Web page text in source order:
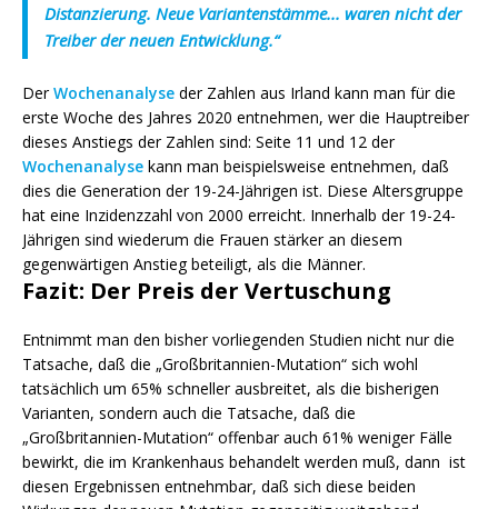
Distanzierung. Neue Variantenstämme... waren nicht der
Treiber der neuen Entwicklung.“
DerWochenanalyse der Zahlen aus Irland kann man für die
erste Woche des Jahres 2020 entnehmen, wer die Hauptreiber
dieses Anstiegs der Zahlen sind: Seite 11 und 12 der
Wochenanalyse kann man beispielsweise entnehmen, daß
dies die Generation der 19-24-Jährigen ist. Diese Altersgruppe
hat eine Inzidenzzahl von 2000 erreicht. Innerhalb der 19-24-
Jährigen sind wiederum die Frauen stärker an diesem
gegenwärtigen Anstieg beteiligt, als die Männer.
Fazit: Der Preis der Vertuschung
Entnimmt man den bisher vorliegenden Studien nicht nur die
Tatsache, daß die „Großbritannien-Mutation“ sich wohl
tatsächlich um 65% schneller ausbreitet, als die bisherigen
Varianten, sondern auch die Tatsache, daß die
„Großbritannien-Mutation“ offenbar auch 61% weniger Fälle
bewirkt, die im Krankenhaus behandelt werden muß, dann ist
diesen Ergebnissen entnehmbar, daß sich diese beiden